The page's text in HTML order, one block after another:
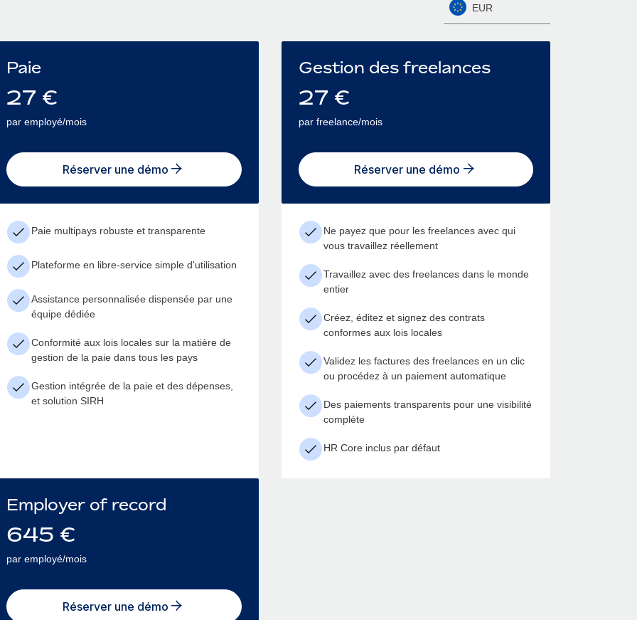
EUR
Paie
27 €
par employé/mois
Réserver une démo
Paie multipays robuste et transparente
Plateforme en libre-service simple d'utilisation
Assistance personnalisée dispensée par une
équipe dédiée
Conformité aux lois locales sur la matière de
gestion de la paie dans tous les pays
Gestion intégrée de la paie et des dépenses,
et solution SIRH
Gestion des freelances
27 €
par freelance/mois
Réserver une démo
Ne payez que pour les freelances avec qui
vous travaillez réellement
Travaillez avec des freelances dans le monde
entier
Créez, éditez et signez des contrats
conformes aux lois locales
Validez les factures des freelances en un clic
ou procédez à un paiement automatique
Des paiements transparents pour une visibilité
complète
HR Core inclus par défaut
Employer of record
645 €
par employé/mois
Réserver une démo